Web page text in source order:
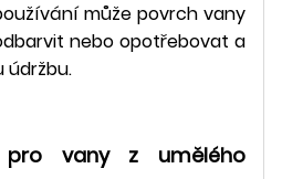
může povrch vany
nebo opotřebovat a
údržbu.
pro vany z umělého